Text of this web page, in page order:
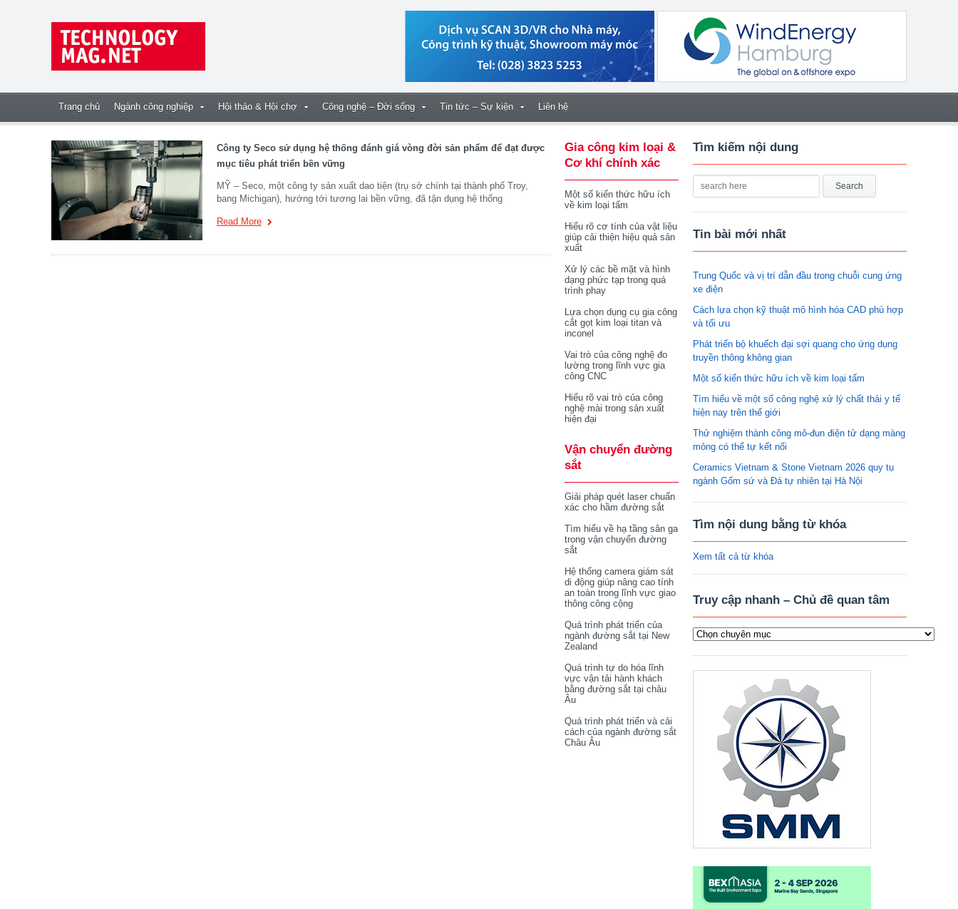
Trang chủ Ngành công nghiệp Hội thảo & Hội chợ Công nghệ – Đời sống Tin tức – Sự kiện Liên hệ
Công ty Seco sử dụng hệ thống đánh giá vòng đời sản phẩm để đạt được
mục tiêu phát triển bền vững
MỸ – Seco, một công ty sản xuất dao tiện (trụ sở chính tại thành phố Troy,
bang Michigan), hướng tới tương lai bền vững, đã tận dụng hệ thống
Read More
Gia công kim loại &
Cơ khí chính xác
Một số kiến thức hữu ích
về kim loại tấm
Hiểu rõ cơ tính của vật liệu
giúp cải thiện hiệu quả sản
xuất
Xử lý các bề mặt và hình
dạng phức tạp trong quá
trình phay
Lựa chọn dụng cụ gia công
cắt gọt kim loại titan và
inconel
Vai trò của công nghệ đo
lường trong lĩnh vực gia
công CNC
Hiểu rõ vai trò của công
nghệ mài trong sản xuất
hiện đại
Vận chuyển đường
sắt
Giải pháp quét laser chuẩn
xác cho hầm đường sắt
Tìm hiểu về hạ tầng sân ga
trong vận chuyển đường
sắt
Hệ thống camera giám sát
di động giúp nâng cao tính
an toàn trong lĩnh vực giao
thông công cộng
Quá trình phát triển của
ngành đường sắt tại New
Zealand
Quá trình tự do hóa lĩnh
vực vận tải hành khách
bằng đường sắt tại châu
Âu
Quá trình phát triển và cải
cách của ngành đường sắt
Châu Âu
Tìm kiếm nội dung
Tin bài mới nhất
Trung Quốc và vị trí dẫn đầu trong chuỗi cung ứng
xe điện
Cách lựa chọn kỹ thuật mô hình hóa CAD phù hợp
và tối ưu
Phát triển bộ khuếch đại sợi quang cho ứng dụng
truyền thông không gian
Một số kiến thức hữu ích về kim loại tấm
Tìm hiểu về một số công nghệ xử lý chất thải y tế
hiện nay trên thế giới
Thử nghiệm thành công mô-đun điện tử dạng màng
mỏng có thể tự kết nối
Ceramics Vietnam & Stone Vietnam 2026 quy tụ
ngành Gốm sứ và Đá tự nhiên tại Hà Nội
Tìm nội dung bằng từ khóa
Xem tất cả từ khóa
Truy cập nhanh – Chủ đề quan tâm